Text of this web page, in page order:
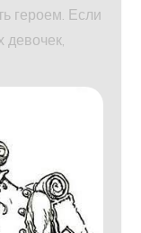
героем. Если
девочек,